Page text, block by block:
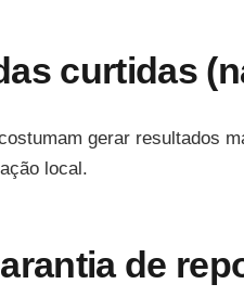
curtidas
gerar resultados
local.
de